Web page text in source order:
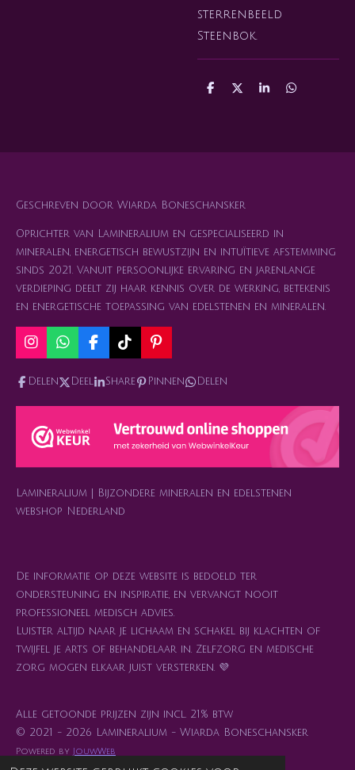
sterrenbeeld
Steenbok.
D
D
S
D
Geschreven door Wiarda Boneschansker
Oprichter van Lamineralium en gespecialiseerd in
mineralen, energetisch bewustzijn en intuïtieve afstemming
sinds 2021. Vanuit persoonlijke ervaring en jarenlange
verdieping deelt zij haar kennis over de werking, betekenis
en energetische toepassing van edelstenen en mineralen.
I
n
s
a
r
a
W
h
a
t
s
p
p
F
a
c
e
b
T
i
k
o
P
i
n
e
e
s
Delen Deel Share Pinnen Delen
Lamineralium | Bijzondere mineralen en edelstenen
webshop Nederland
De informatie op deze website is bedoeld ter
ondersteuning en inspiratie, en vervangt nooit
professioneel medisch advies.
Luister altijd naar je lichaam en schakel bij klachten of
twijfel je arts of behandelaar in. Zelfzorg en medische
zorg mogen elkaar juist versterken. 💜
Alle getoonde prijzen zijn incl. 21% btw
© 2021 - 2026 Lamineralium - Wiarda Boneschansker
Powered by JouwWeb